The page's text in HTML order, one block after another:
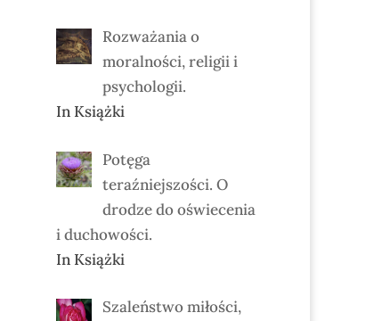
Rozważania o
moralności, religii i
psychologii.
In Książki
Potęga
teraźniejszości. O
drodze do oświecenia
i duchowości.
In Książki
Szaleństwo miłości,